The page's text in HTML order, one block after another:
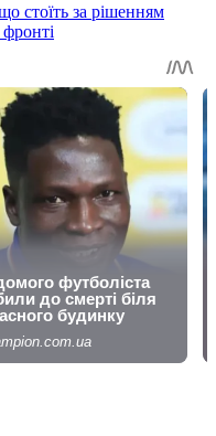
стоїть за рішенням